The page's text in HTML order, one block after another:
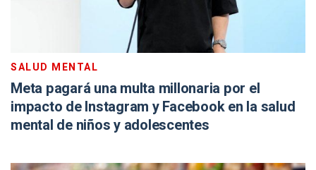
SALUD MENTAL
Meta pagará una multa millonaria por el
impacto de Instagram y Facebook en la salud
mental de niños y adolescentes